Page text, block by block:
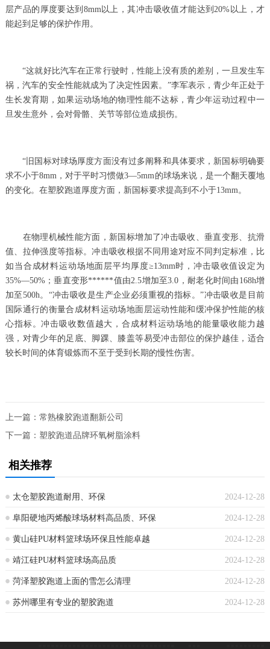
层产品的厚度要达到8mm以上，其冲击吸收值才能达到20%以上，才
能起到足够的保护作用。
“这就好比汽车在正常行驶时，性能上没有质的差别，一旦发生车
祸，汽车的安全性能就成为了决定性因素。”李军表示，青少年正处于
生长发育期，如果运动场地的物理性能不达标，青少年运动过程中一
旦发生意外，会对骨骼、关节等部位造成损伤。
“旧国标对球场厚度方面没有过多阐释和具体要求，新国标明确要
求不小于8mm，对于平时习惯做3—5mm的球场来说，是一个翻天覆地
的变化。在塑胶跑道厚度方面，新国标要求提高到不小于13mm。
在物理机械性能方面，新国标增加了冲击吸收、垂直变形、抗滑
值、拉伸强度等指标。冲击吸收根据不同用途对应不同判定标准，比
如当合成材料运动场地面层平均厚度≥13mm时，冲击吸收值设定为
35%—50%；垂直变形******值由2.5增加至3.0，耐老化时间由168h增
加至500h。“冲击吸收是生产企业必须重视的指标。”冲击吸收是目前
国际通行的衡量合成材料运动场地面层运动性能和缓冲保护性能的核
心指标。冲击吸收数值越大，合成材料运动场地的能量吸收能力越
强，对青少年的足底、脚踝、膝盖等易受冲击部位的保护越佳，适合
较长时间的体育锻炼而不至于受到长期的慢性伤害。
上一篇： 常熟橡胶跑道翻新公司
下一篇： 塑胶跑道品牌环氧树脂涂料
相关推荐
2024-12-28
太仓塑胶跑道耐用、环保
2024-12-28
阜阳硬地丙烯酸球场材料高品质、环保
2024-12-28
黄山硅PU材料篮球场环保且性能卓越
2024-12-28
靖江硅PU材料篮球场高品质
2024-12-28
菏泽塑胶跑道上面的雪怎么清理
2024-12-28
苏州哪里有专业的塑胶跑道